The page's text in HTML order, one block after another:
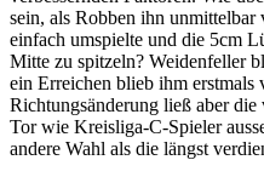
sein, als Robben ihn unmittelbar
einfach umspielte und die 5cm
Mitte zu spitzeln? Weidenfeller
ein Erreichen blieb ihm erstmals
Richtungsänderung ließ aber
Tor wie Kreisliga-C-Spieler
andere Wahl als die längst